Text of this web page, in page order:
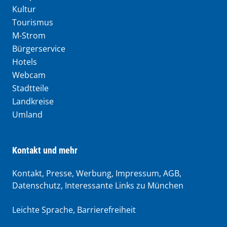
Kultur
Tourismus
M-Strom
Bürgerservice
Hotels
Webcam
Stadtteile
Landkreise
Umland
Kontakt und mehr
Kontakt, Presse, Werbung, Impressum, AGB,
Datenschutz, Interessante Links zu München
Leichte Sprache, Barrierefreiheit